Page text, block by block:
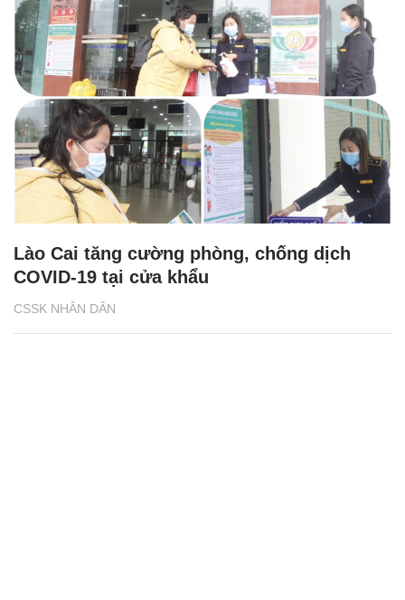
CSSK NHÂN DÂN
Lào Cai tăng cường phòng, chống dịch
COVID-19 tại cửa khẩu